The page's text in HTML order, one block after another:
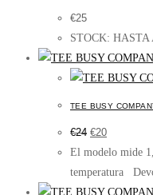
€25
STOCK: HASTA
TEE BUSY
€24 El
precio
original
era:
€24.
€20precio
actual
es:
€20.
El modelo mide
temperatura